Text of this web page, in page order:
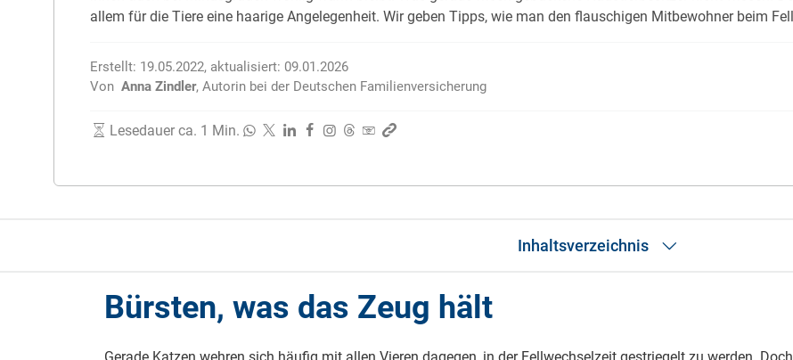
allem für die Tiere eine haarige Angelegenheit. Wir geben Tipps, wie man den flauschigen Mitbewohner beim
Erstellt: 19.05.2022, aktualisiert: 09.01.2026
Von Anna Zindler, Autorin bei der Deutschen Familienversicherung
Lesedauer ca. 1 Min.
Inhaltsverzeichnis
Bürsten, was das Zeug hält